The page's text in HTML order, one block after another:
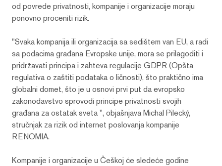
od povrede privatnosti, kompanije i organizacije moraju
ponovno proceniti rizik.
"Svaka kompanija ili organizacija sa sedištem van EU, a radi
sa podacima građana Evropske unije, mora se prilagoditi i
pridržavati principa i zahteva regulacije GDPR (Opšta
regulativa o zaštiti podataka o ličnosti), što praktično ima
globalni domet, što je u osnovi prvi put da evropsko
zakonodavstvo sprovodi principe privatnosti svojih
građana za ostatak sveta ", objašnjava Michal Pilecký,
stručnjak za rizik od internet poslovanja kompanije
RENOMIA.
Kompanije i organizacije u Češkoj će sledeće godine